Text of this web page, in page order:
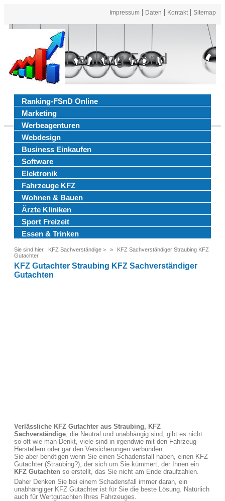
Impressum Daten Kontakt Sitemap
Ranking FSnd
Ranking-FSnD Online
Marketing
Werbeagenturen
Webdesign
Business Einkaufen
Software
Elektronik
Fahrzeuge KFZ
Wohnen & Bauen
Ärzte Kliniken
Sport Freizeit
Essen & Trinken
Sie sind hier : KFZ Sachverständige >
KFZ Sachverständiger Straubing KFZ
Gutachter
KFZ Gutachter Straubing KFZ Sachverständiger
Gutachten
Verlässliche KFZ Gutachter aus Straubing, KFZ
Sachverständige, die Neutral und unabhängig sind, gibt es nicht
so oft wie man Denkt, viele sind in irgendwie mit den Fahrzeug
Herstellern oder gar den Versicherungen verbunden.
Sie aber benötigen wenn Sie einen Schadensfall haben, einen KFZ
Gutachter (Straubing?), der sich um Sie kümmert, der Ihnen ein
KFZ Gutachten so erstellt, das Sie nicht am Ende draufzahlen.
Daher Denken Sie bei einem Schadensfall immer daran, ein
unabhängiger KFZ Gutachter ist für Sie die beste Lösung. Natürlich
auch für Wertgutachten Ihres Fahrzeuges.